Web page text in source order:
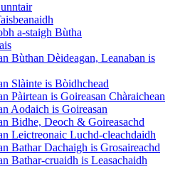
a-staigh Bùtha
Bùthan Dèideagan, Leanaban is
Slàinte is Bòidhchead
Pàirtean is Goireasan Chàraichean
Aodaich is Goireasan
Bidhe, Deoch & Goireasachd
Leictreonaic Luchd-cleachdaidh
Bathar Dachaigh is Grosaireachd
Bathar-cruaidh is Leasachaidh